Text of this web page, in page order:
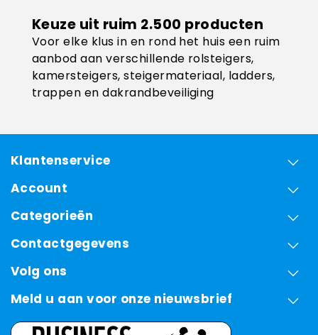
Keuze uit ruim 2.500 producten
Voor elke klus in en rond het huis een ruim
aanbod aan verschillende rolsteigers,
kamersteigers, steigermateriaal, ladders,
trappen en dakrandbeveiliging
Klantenservice
Account
Categorieën
Contactgegevens
Volg ons
Meld u aan voor onze nieuwsbrief